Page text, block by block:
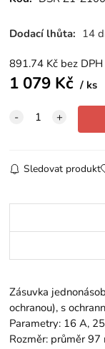
Dodací lhůta: 14
891.74 Kč bez DPH
1 079 Kč ks
Sledovat produkt
Zásuvka
ochranou), s
Parametry: 16 A,
Rozměr: průměr 97